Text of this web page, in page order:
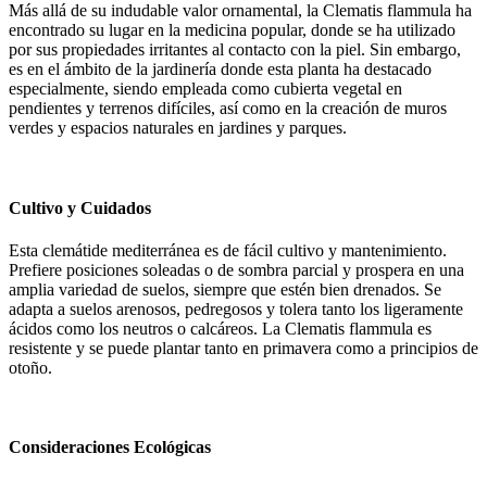
Más allá de su indudable valor ornamental, la Clematis flammula ha
encontrado su lugar en la medicina popular, donde se ha utilizado
por sus propiedades irritantes al contacto con la piel. Sin embargo,
es en el ámbito de la jardinería donde esta planta ha destacado
especialmente, siendo empleada como cubierta vegetal en
pendientes y terrenos difíciles, así como en la creación de muros
verdes y espacios naturales en jardines y parques.
Cultivo y Cuidados
Esta clemátide mediterránea es de fácil cultivo y mantenimiento.
Prefiere posiciones soleadas o de sombra parcial y prospera en una
amplia variedad de suelos, siempre que estén bien drenados. Se
adapta a suelos arenosos, pedregosos y tolera tanto los ligeramente
ácidos como los neutros o calcáreos. La Clematis flammula es
resistente y se puede plantar tanto en primavera como a principios de
otoño.
Consideraciones Ecológicas